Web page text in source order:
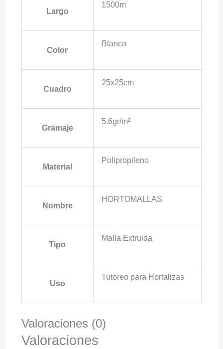
Largo
1500m
Color
Blanco
Cuadro
25x25cm
Gramaje
5.6gr/m²
Material
Polipropileno
Nombre
HORTOMALLAS
Tipo
Malla Extruida
Uso
Tutoreo para Hortalizas
Valoraciones (0)
Valoraciones